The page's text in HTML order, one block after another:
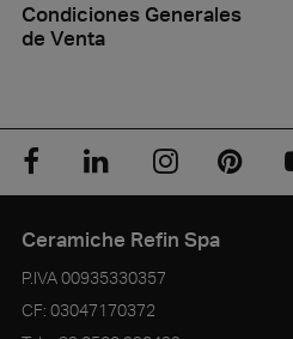
Condiciones Generales
de Venta
Ceramiche Refin Spa
P.IVA00935330357
CF: 03047170372